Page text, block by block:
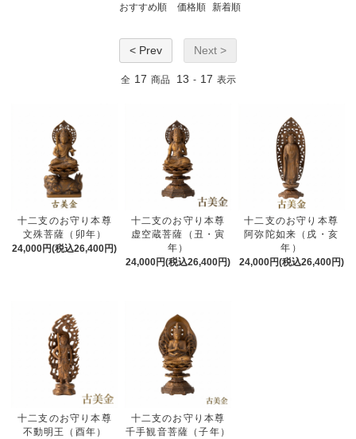
おすすめ順 価格順 新着順
< Prev Next >
全 17 商品 13 - 17 表示
十二支のお守り本尊
文殊菩薩（卯年）
24,000円(税込26,400円)
十二支のお守り本尊
虚空蔵菩薩（丑・寅
年）
24,000円(税込26,400円)
十二支のお守り本尊
阿弥陀如来（戌・亥
年）
24,000円(税込26,400円)
十二支のお守り本尊
不動明王（酉年）
十二支のお守り本尊
千手観音菩薩（子年）